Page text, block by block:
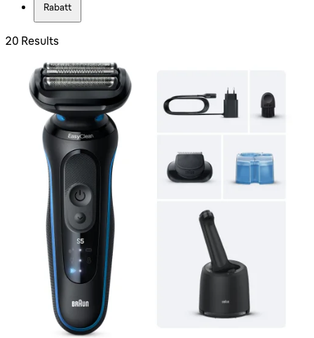
Rabatt
20 Results